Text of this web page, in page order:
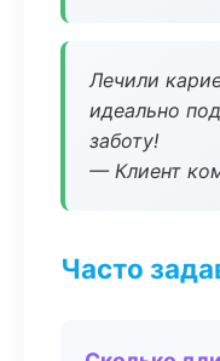
Лечили
идеально
заботу!
— Клиент
Часто